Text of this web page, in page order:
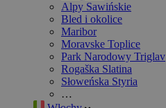
Alpy Sawińskie
Bled i okolice
Maribor
Moravske Toplice
Park Narodowy Triglav
Rogaška Slatina
Słoweńska Styria
…